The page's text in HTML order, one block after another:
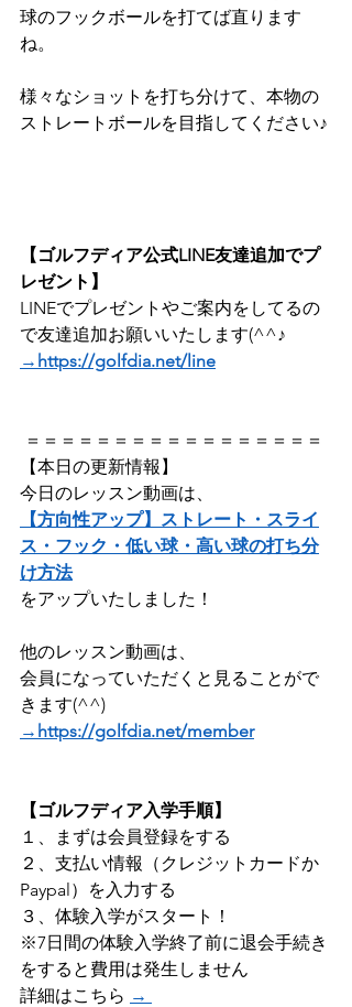
球のフックボールを打てば直ります
ね。
​様々なショットを打ち分けて、本物の
ストレートボールを目指してください♪
【ゴルフディア公式LINE友達追加でプ
レゼント】
LINEでプレゼントやご案内をしてるの
で友達追加お願いいたします(^^♪
→https://golfdia.net/line
＝＝＝＝＝＝＝＝＝＝＝＝＝＝＝＝＝
【本日の更新情報】
今日のレッスン動画は、
【方向性アップ】ストレート・スライ
ス・フック・低い球・高い球の打ち分
け方法
をアップいたしました！
他のレッスン動画は、
会員になっていただくと見ることがで
きます(^^)
→https://golfdia.net/member
【ゴルフディア入学手順】
１、まずは会員登録をする ​
２、支払い情報（クレジットカードか
Paypal）を入力する
３、体験入学がスタート！
※7日間の体験入学終了前に退会手続き
をすると費用は発生しません
詳細はこちら →